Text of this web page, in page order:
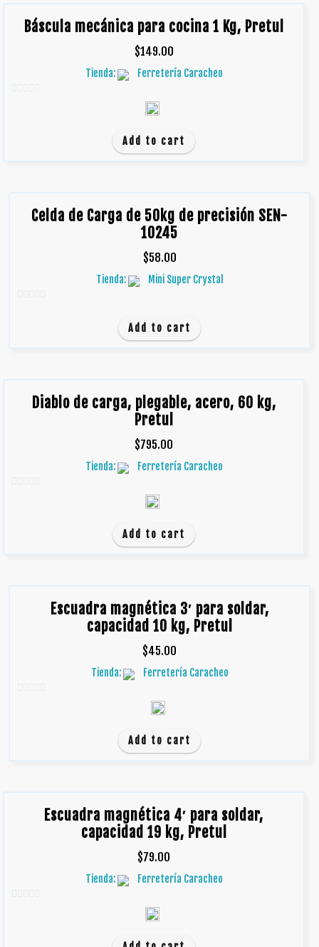
Báscula mecánica para cocina 1 Kg, Pretul
$149.00
Tienda: Ferretería Caracheo
Add to cart
Celda de Carga de 50kg de precisión SEN-
10245
$58.00
Tienda: Mini Super Crystal
Add to cart
Diablo de carga, plegable, acero, 60 kg,
Pretul
$795.00
Tienda: Ferretería Caracheo
Add to cart
Escuadra magnética 3′ para soldar,
capacidad 10 kg, Pretul
$45.00
Tienda: Ferretería Caracheo
Add to cart
Escuadra magnética 4′ para soldar,
capacidad 19 kg, Pretul
$79.00
Tienda: Ferretería Caracheo